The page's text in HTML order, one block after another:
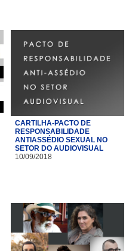
CARTILHA-PACTO DE
RESPONSABILIDADE
ANTIASSÉDIO SEXUAL NO
SETOR DO AUDIOVISUAL
10/09/2018